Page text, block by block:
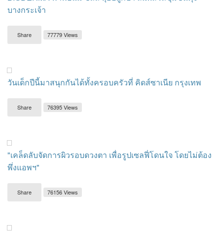
บางกระเจ้า
Share 77779 Views
วันเด็กปีนี้มาสนุกกันได้ทั้งครอบครัวที่ คิดส์ซาเนีย กรุงเทพ
Share 76395 Views
"เคล็ดลับจัดการผิวรอบดวงตา เพื่อรูปเซลฟี่โดนใจ โดยไม่ต้อง
พึ่งแอพฯ"
Share 76156 Views